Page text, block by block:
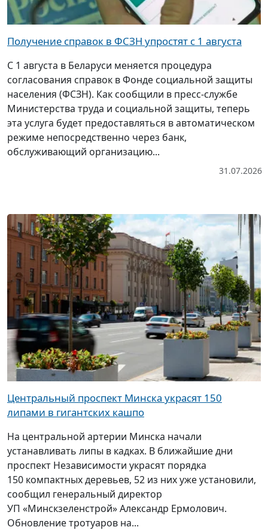
Получение справок в ФСЗН упростят с 1 августа
С 1 августа в Беларуси меняется процедура
согласования справок в Фонде социальной защиты
населения (ФСЗН). Как сообщили в пресс-службе
Министерства труда и социальной защиты, теперь
эта услуга будет предоставляться в автоматическом
режиме непосредственно через банк,
обслуживающий организацию...
31.07.2026
Центральный проспект Минска украсят 150
липами в гигантских кашпо
На центральной артерии Минска начали
устанавливать липы в кадках. В ближайшие дни
проспект Независимости украсят порядка
150 компактных деревьев, 52 из них уже установили,
сообщил генеральный директор
УП «Минскзеленстрой» Александр Ермолович.
Обновление тротуаров на...